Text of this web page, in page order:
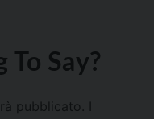
Say?
pubblicato.